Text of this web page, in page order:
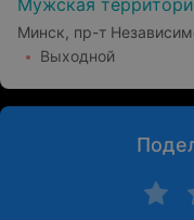
Мужская
Минск, пр-т
Выходной